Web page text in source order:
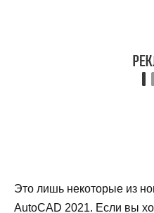
Это лишь некоторые из
AutoCAD 2021. Если вы